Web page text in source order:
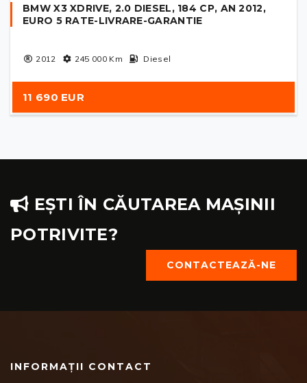
BMW X3 XDRIVE, 2.0 DIESEL, 184 CP, AN 2012,
EURO 5 RATE-LIVRARE-GARANTIE
2012 245 000Km Diesel
11 690 EUR
EȘTI ÎN CĂUTAREA MAȘINII
POTRIVITE?
CONTACTEAZĂ-NE
INFORMAȚII CONTACT